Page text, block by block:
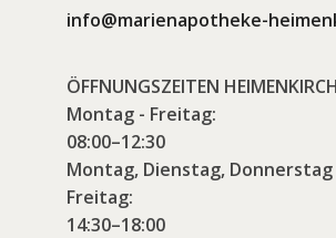
info@marienapotheke-
ÖFFNUNGSZEITEN HEIMENKIRCH
Montag - Freitag:
08:00–12:30
Montag, Dienstag,
Freitag:
14:30–18:00